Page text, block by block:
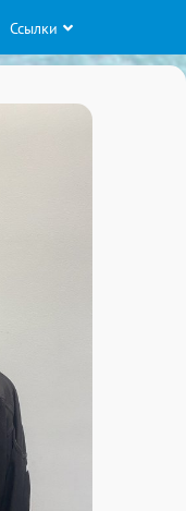
Ссылки